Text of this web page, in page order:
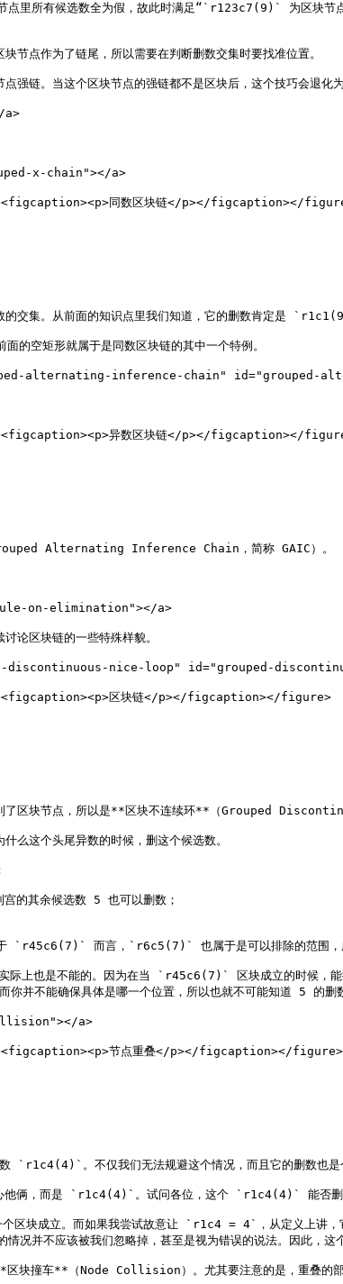
选数全为假，故此时满足“`r123c7(9)` 为区块节点时
节点作为了链尾，所以需要在判断删数交集时要找准位置。
强链。当这个区块节点的强链都不是区块后，这个技巧会退化为
a>
x-chain"></a>
同数区块链</p></figcaption></
数的交集。从前面的知识点里我们知道，它的删数肯定是
空矩形就属于是同数区块链的其中一个特例。
alternating-inference-chain" id="grouped-
异数区块链</p></figcaption></
Grouped Alternating Inference Chain，简称 GAIC）。
on-elimination"></a>
论区块链的一些特殊样貌。
discontinuous-nice-loop" id="grouped-
区块链</p></figcaption></figure>
到了区块节点，所以是**区块不连续环**（Grouped
么这个头尾异数的时候，删这个候选数。
其余候选数 5 也可以删数；
而言，`r6c5(7)` 也属于是可以排除的范围，所
上也是不能的。因为在当 `r45c6(7)` 区块成立的时候，
并不能确保具体是哪一个位置，所以也就不可能知道 5 的删
a>
节点重叠</p></figcaption></figure>
`r1c4(4)`。不仅我们无法规避这个情况，而且它的删数也是
他俩，而是 `r1c4(4)`。试问各位，这个 `r1c4(4)` 能否删
立。而如果我尝试故意让 `r1c4 = 4`，从定义上讲，它
情况并不应该被我们忽略掉，甚至是视为错误的说法。因此
块撞车**（Node Collision）。尤其要注意的是，重叠的部